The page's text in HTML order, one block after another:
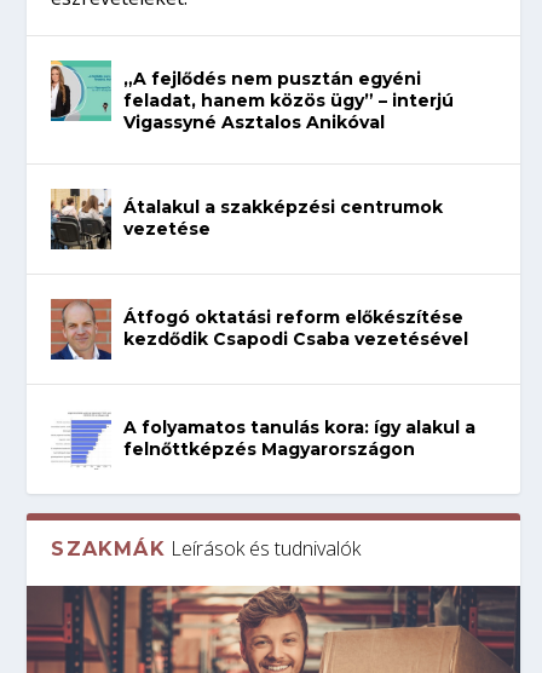
„A fejlődés nem pusztán egyéni
feladat, hanem közös ügy” – interjú
Vigassyné Asztalos Anikóval
Átalakul a szakképzési centrumok
vezetése
Átfogó oktatási reform előkészítése
kezdődik Csapodi Csaba vezetésével
A folyamatos tanulás kora: így alakul a
felnőttképzés Magyarországon
SZAKMÁK Leírások és tudnivalók